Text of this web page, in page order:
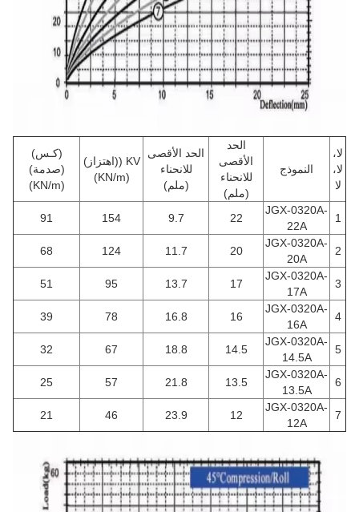
لا،
لا،
لا
النموذج
الحد
الأقصى
للانحناء
(ملم)
الحد الأقصى
للانحناء
(ملم)
KV ((اهتزاز)
(كـس)
(صدمة)
JGX-0320A-
22A
22
9.7
154
91
2
JGX-0320A-
20A
20
11.7
124
68
3
JGX-0320A-
17A
17
13.7
95
51
4
JGX-0320A-
16A
16
16.8
78
39
5
JGX-0320A-
14.5A
14.5
18.8
67
32
6
JGX-0320A-
13.5A
13.5
21.8
57
25
7
JGX-0320A-
12A
12
23.9
46
21